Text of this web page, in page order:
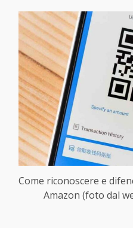
Come riconoscere e
Amazon (foto dal